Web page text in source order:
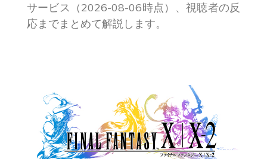
サービス（2026-08-06時点）、視聴者の反
応までまとめて解説します。